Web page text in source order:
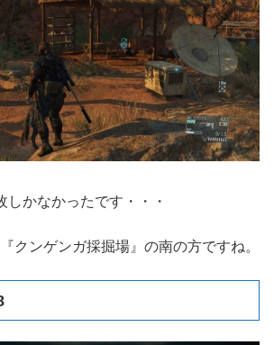
しかなかったです・・・
クンゲンガ採掘場』の南の方ですね。